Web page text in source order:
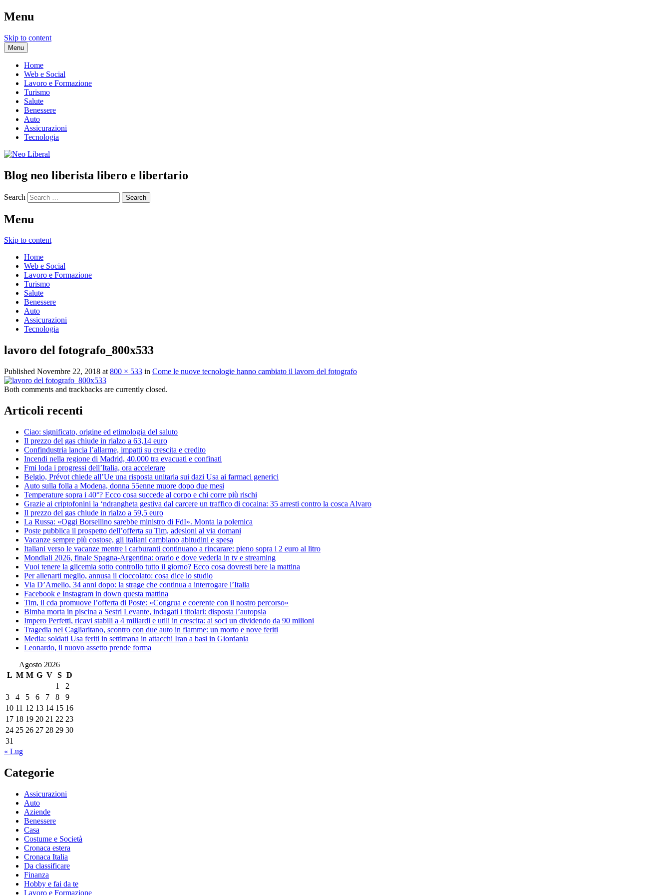
Menu
Skip to content
Menu
Home
Web e Social
Lavoro e Formazione
Turismo
Salute
Benessere
Auto
Assicurazioni
Tecnologia
Blog neo liberista libero e libertario
Search
Menu
Skip to content
Home
Web e Social
Lavoro e Formazione
Turismo
Salute
Benessere
Auto
Assicurazioni
Tecnologia
lavoro del fotografo_800x533
Published Novembre 22, 2018 at 800 × 533 in Come le nuove tecnologie hanno cambiato il lavoro del fotografo
Both comments and trackbacks are currently closed.
Articoli recenti
Ciao: significato, origine ed etimologia del saluto
Il prezzo del gas chiude in rialzo a 63,14 euro
Confindustria lancia l’allarme, impatti su crescita e credito
Incendi nella regione di Madrid, 40.000 tra evacuati e confinati
Fmi loda i progressi dell’Italia, ora accelerare
Belgio, Prévot chiede all’Ue una risposta unitaria sui dazi Usa ai farmaci generici
Auto sulla folla a Modena, donna 55enne muore dopo due mesi
Temperature sopra i 40°? Ecco cosa succede al corpo e chi corre più rischi
Grazie ai criptofonini la ‘ndrangheta gestiva dal carcere un traffico di cocaina: 35 arresti contro la cosca Alvaro
Il prezzo del gas chiude in rialzo a 59,5 euro
La Russa: «Oggi Borsellino sarebbe ministro di FdI». Monta la polemica
Poste pubblica il prospetto dell’offerta su Tim, adesioni al via domani
Vacanze sempre più costose, gli italiani cambiano abitudini e spesa
Italiani verso le vacanze mentre i carburanti continuano a rincarare: pieno sopra i 2 euro al litro
Mondiali 2026, finale Spagna-Argentina: orario e dove vederla in tv e streaming
Vuoi tenere la glicemia sotto controllo tutto il giorno? Ecco cosa dovresti bere la mattina
Per allenarti meglio, annusa il cioccolato: cosa dice lo studio
Via D’Amelio, 34 anni dopo: la strage che continua a interrogare l’Italia
Facebook e Instagram in down questa mattina
Tim, il cda promuove l’offerta di Poste: «Congrua e coerente con il nostro percorso»
Bimba morta in piscina a Sestri Levante, indagati i titolari: disposta l’autopsia
Impero Perfetti, ricavi stabili a 4 miliardi e utili in crescita: ai soci un dividendo da 90 milioni
Tragedia nel Cagliaritano, scontro con due auto in fiamme: un morto e nove feriti
Media: soldati Usa feriti in settimana in attacchi Iran a basi in Giordania
Leonardo, il nuovo assetto prende forma
Agosto 2026
L M M G V S D
1
2
3
4 5 6 7 8
9
10 11 12 13 14 15 16
17 18 19 20 21 22 23
24 25 26 27 28 29 30
31
« Lug
Categorie
Assicurazioni
Auto
Aziende
Benessere
Casa
Costume e Società
Cronaca estera
Cronaca Italia
Da classificare
Finanza
Hobby e fai da te
Lavoro e Formazione